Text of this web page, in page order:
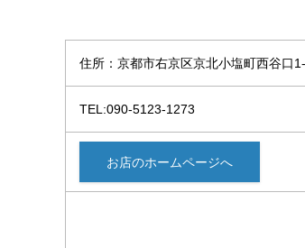
住所：京都市右京区京北小塩町西谷口
TEL:090-5123-1273
お店のホームページへ